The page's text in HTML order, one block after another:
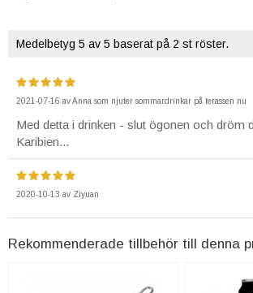
Medelbetyg 5 av 5 baserat på 2 st röster.
2021-07-16 avAnna som njuter sommardrinkar på terassen nu
Med detta i drinken - slut ögonen och dröm
Karibien...
2020-10-13 av Ziyuan
Rekommenderade tillbehör till denna